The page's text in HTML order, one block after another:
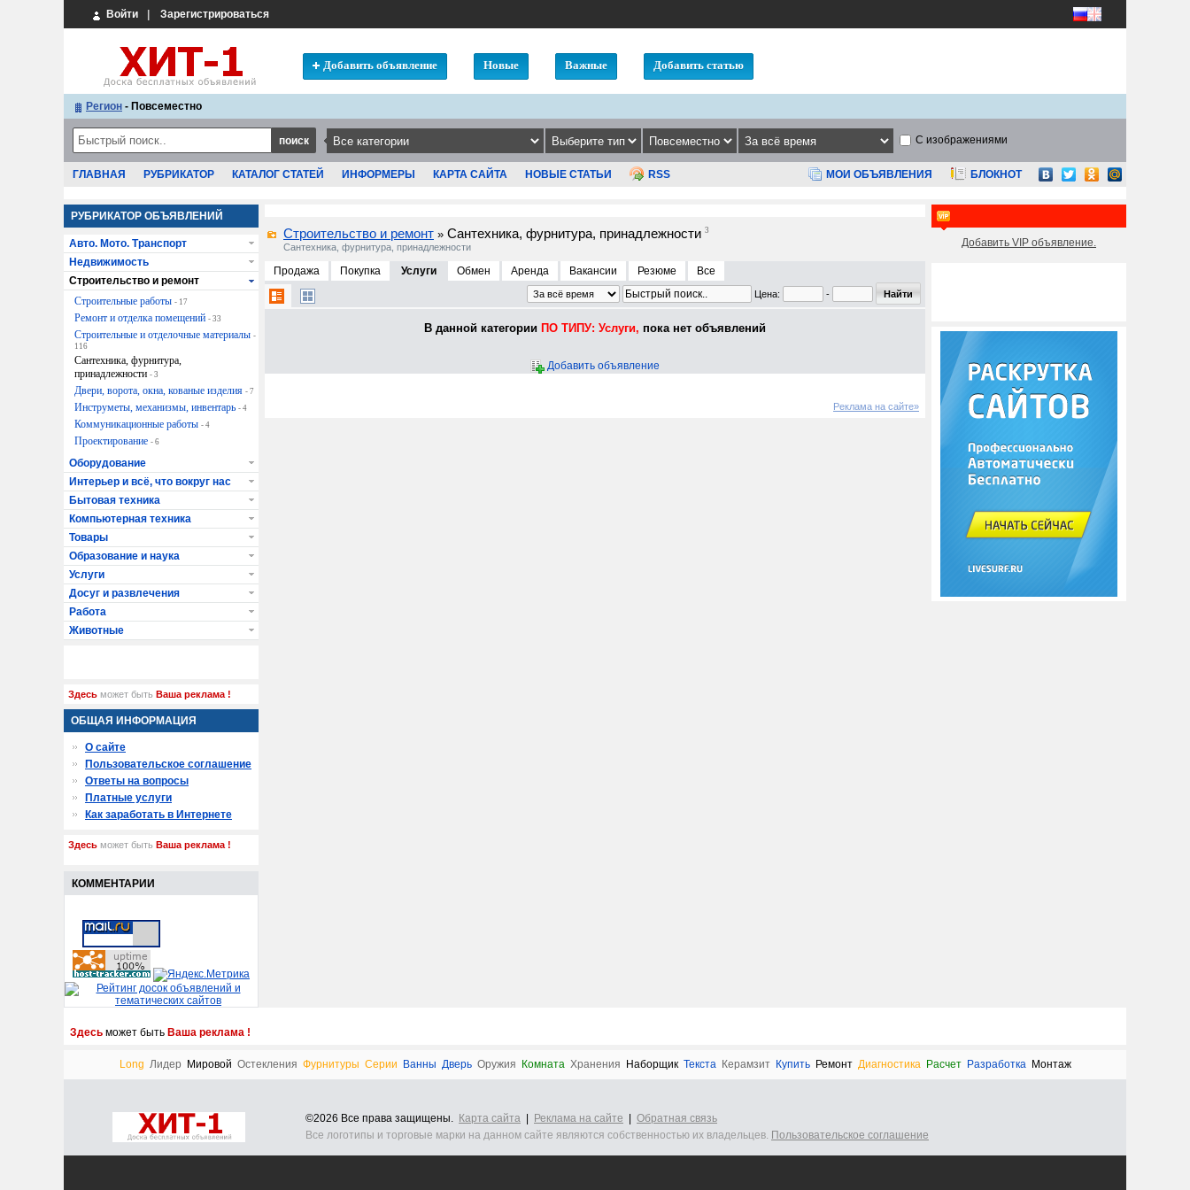
Войти Зарегистрироваться
Добавить объявление Новые Важные Добавить статью
Регион - Повсеместно
С изображениями
ГЛАВНАЯ РУБРИКАТОР КАТАЛОГ СТАТЕЙ ИНФОРМЕРЫ КАРТА САЙТА НОВЫЕ СТАТЬИ RSS МОИ ОБЪЯВЛЕНИЯ БЛОКНОТ
Строительство и ремонт » Сантехника, фурнитура, принадлежности 3
Сантехника, фурнитура, принадлежности
Продажа Покупка Услуги Обмен Аренда Вакансии Резюме Все
Цена: -
В данной категории ПО ТИПУ: Услуги, пока нет объявлений
Добавить объявление
Реклама на сайте»
РУБРИКАТОР ОБЪЯВЛЕНИЙ
Авто. Мото. Транспорт
Недвижимость
Строительство и ремонт
Строительные работы - 17
Ремонт и отделка помещений - 33
Строительные и отделочные материалы -
116
Сантехника, фурнитура,
принадлежности - 3
Двери, ворота, окна, кованые изделия - 7
Инструметы, механизмы, инвентарь - 4
Коммуникационные работы - 4
Проектирование - 6
Оборудование
Интерьер и всё, что вокруг нас
Бытовая техника
Компьютерная техника
Товары
Образование и наука
Услуги
Досуг и развлечения
Работа
Животные
Здесь может быть Ваша реклама !
ОБЩАЯ ИНФОРМАЦИЯ
О сайте
Пользовательское соглашение
Ответы на вопросы
Платные услуги
Как заработать в Интернете
Здесь может быть Ваша реклама !
КОММЕНТАРИИ
Добавить VIP объявление.
Здесь может быть Ваша реклама !
Long Лидер Мировой Остекления Фурнитуры Серии Ванны Дверь Оружия Комната Хранения Наборщик Текста Керамзит Купить Ремонт Диагностика Расчет Разработка Монтаж
©2026 Все права защищены. Карта сайта Реклама на сайте
Обратная связь
Все логотипы и торговые марки на данном сайте являются собственностью их владельцев. Пользовательское соглашение